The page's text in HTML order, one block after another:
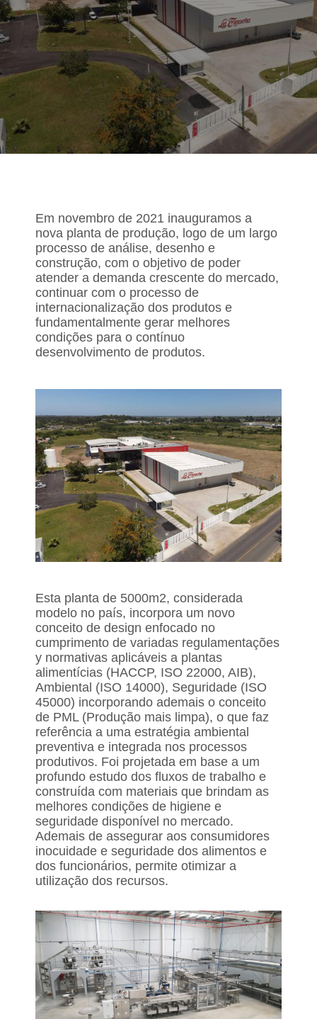
Em novembro de 2021 inauguramos a
nova planta de produção, logo de um largo
processo de análise, desenho e
construção, com o objetivo de poder
atender a demanda crescente do mercado,
continuar com o processo de
internacionalização dos produtos e
fundamentalmente gerar melhores
condições para o contínuo
desenvolvimento de produtos.
Esta planta de 5000m2, considerada
modelo no país, incorpora um novo
conceito de design enfocado no
cumprimento de variadas regulamentações
y normativas aplicáveis a plantas
alimentícias (HACCP, ISO 22000, AIB),
Ambiental (ISO 14000), Seguridade (ISO
45000) incorporando ademais o conceito
de PML (Produção mais limpa), o que faz
referência a uma estratégia ambiental
preventiva e integrada nos processos
produtivos. Foi projetada em base a um
profundo estudo dos fluxos de trabalho e
construída com materiais que brindam as
melhores condições de higiene e
seguridade disponível no mercado.
Ademais de assegurar aos consumidores
inocuidade e seguridade dos alimentos e
dos funcionários, permite otimizar a
utilização dos recursos.